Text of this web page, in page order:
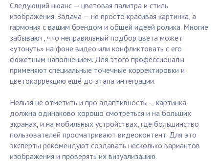
Следующий нюанс — цветовая палитра и стиль
изображения. Задача — не просто красивая картинка, а
гармония с вашим брендом и общей идеей ролика. Многие
забывают, что неправильный подбор цвета может
«утонуть» на фоне видео или конфликтовать с его
сюжетным наполнением. Для этого профессионалы
применяют специальные точечные корректировки и
цветокоррекцию ещё до этапа интеграции.
Нельзя не отметить и про адаптивность — картинка
должна одинаково хорошо смотреться и на больших
экранах, и на мобильных устройствах, где большинство
пользователей просматривают видеоконтент. Для это
эксперты рекомендуют создавать несколько вариантов
изображения и проверять их визуализацию.